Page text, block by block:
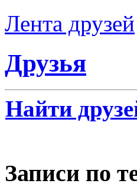
Лента друзей
Друзья
Найти
Записи по